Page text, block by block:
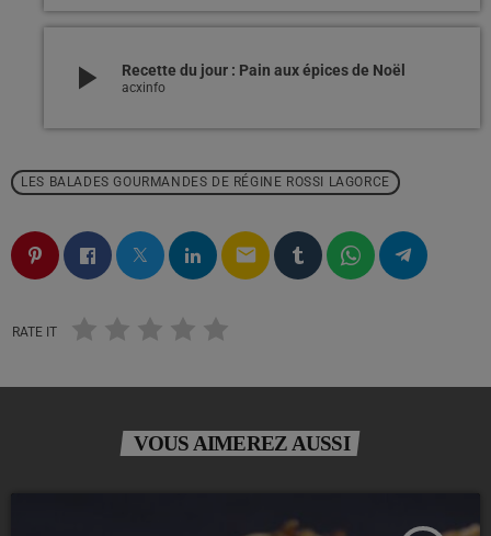
play_arrow Recette du jour : Pain aux épices de Noël
acxinfo
LES BALADES GOURMANDES DE RÉGINE ROSSI LAGORCE
email
RATE IT
VOUS AIMEREZ AUSSI